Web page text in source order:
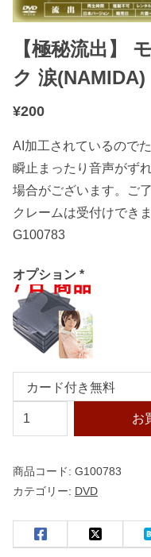
【極秘流出】
ク 涙(NAMIDA)
¥200
AI加工されているので
瞬止まったり音声がず
場合がございます。ご
クレームは受付けでき
G100783
オプション *
【
極
流
出
】
モ
お
商品コード: G100783
カテゴリー: DVD